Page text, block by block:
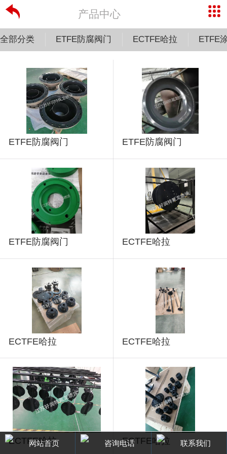
产品中心
全部分类 ETFE防腐阀门 ECTFE哈拉 ETFE
ETFE防腐阀门 ETFE防腐阀门
ETFE防腐阀门 ECTFE哈拉
ECTFE哈拉 ECTFE哈拉
ECTFE哈拉 ECTFE哈拉
网站首页 咨询电话 联系我们